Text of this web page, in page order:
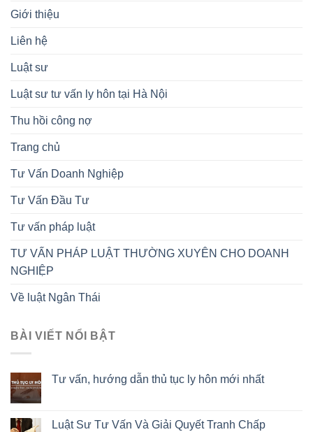
Giới thiệu
Liên hệ
Luật sư
Luật sư tư vấn ly hôn tại Hà Nội
Thu hồi công nợ
Trang chủ
Tư Vấn Doanh Nghiệp
Tư Vấn Đầu Tư
Tư vấn pháp luật
TƯ VẤN PHÁP LUẬT THƯỜNG XUYÊN CHO DOANH
NGHIỆP
Về luật Ngân Thái
BÀI VIẾT NỔI BẬT
Tư vấn, hướng dẫn thủ tục ly hôn mới nhất
Luật Sư Tư Vấn Và Giải Quyết Tranh Chấp